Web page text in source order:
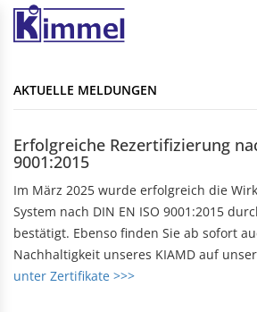
Übersicht
Anwendungsgebiete
Nomenklatur
Bearbeitungshinweise
Lohnarbeiten
KIAMID
zu den Produkten
Übersicht
BADEWANNEN
Eckbadewannen
Rechteckwannen
Sechseckwannen
Achteckwannen
Rund- und Ovalwannen
Übersicht
MASCHINENTECHNIK
Maschinen
KLAPPBECHER
Historie
AKTUELLE MELDUNGEN
KONTAKTFOMULAR
DATENSCHUTZ
AKTUELLE MELDUNGEN
Erfolgreiche Rezertifizierung
9001:2015
Im März 2025 wurde erfolgreich die
System nach DIN EN ISO 9001:2015
bestätigt. Ebenso finden Sie ab sofort
Nachhaltigkeit unseres KIAMD auf
unter Zertifikate >>>